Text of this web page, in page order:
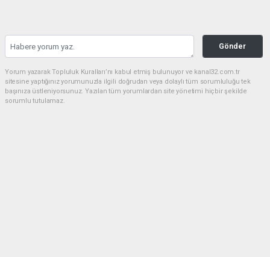
Gönder
Yorum yazarak Topluluk Kuralları’nı kabul etmiş bulunuyor ve kanal32.com.tr
sitesine yaptığınız yorumunuzla ilgili doğrudan veya dolaylı tüm sorumluluğu tek
başınıza üstleniyorsunuz. Yazılan tüm yorumlardan site yönetimi hiçbir şekilde
sorumlu tutulamaz.